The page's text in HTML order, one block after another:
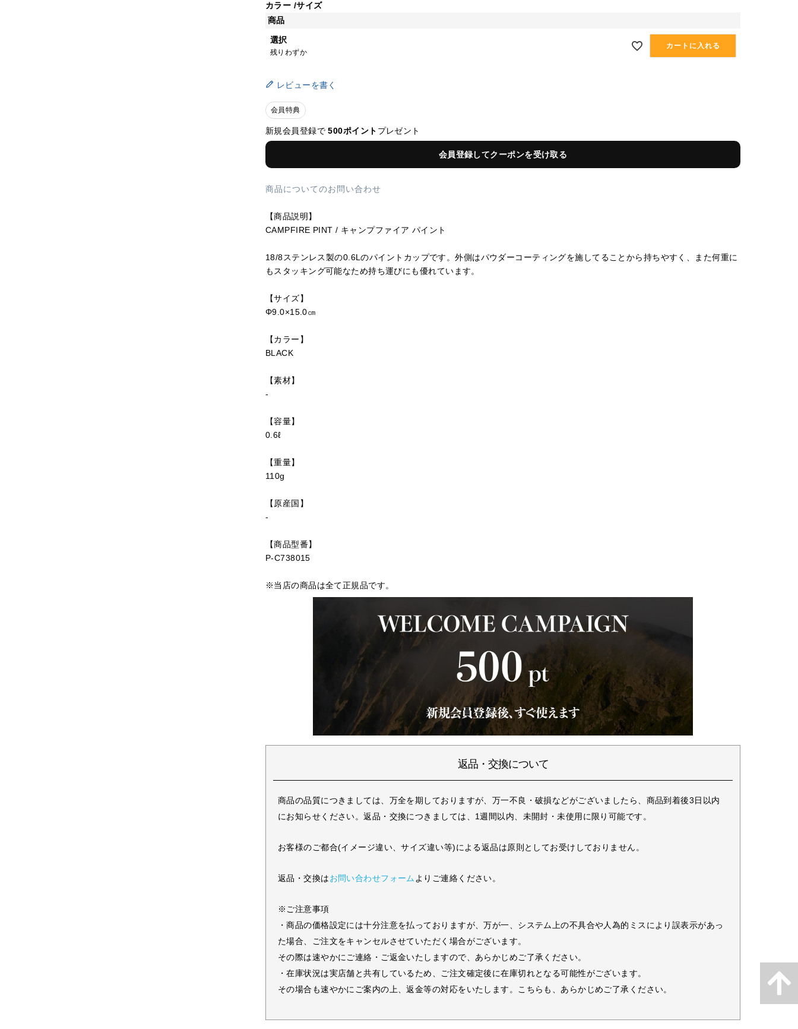
カラー サイズ
商品
選択
残りわずか
カートに入れる
レビューを書く
会員特典
新規会員登録で500ポイント プレゼント
会員登録してクーポンを受け取る
商品についてのお問い合わせ
【商品説明】
CAMPFIRE PINT / キャンプファイア パイント
18/8ステンレス製の0.6Lのパイントカップです。外側はパウダーコーティングを施してることから持ちやすく、また何重に
もスタッキング可能なため持ち運びにも優れています。
【サイズ】
Φ9.0×15.0㎝
【カラー】
BLACK
【素材】
-
【容量】
0.6ℓ
【重量】
110g
【原産国】
-
【商品型番】
P-C738015
※当店の商品は全て正規品です。
返品・交換について
商品の品質につきましては、万全を期しておりますが、万一不良・破損などがございましたら、商品到着後3日以内
にお知らせください。返品・交換につきましては、1週間以内、未開封・未使用に限り可能です。
お客様のご都合(イメージ違い、サイズ違い等)による返品は原則としてお受けしておりません。
返品・交換はお問い合わせフォームよりご連絡ください。
※ご注意事項
・商品の価格設定には十分注意を払っておりますが、万が一、システム上の不具合や人為的ミスにより誤表示があっ
た場合、ご注文をキャンセルさせていただく場合がございます。
その際は速やかにご連絡・ご返金いたしますので、あらかじめご了承ください。
・在庫状況は実店舗と共有しているため、ご注文確定後に在庫切れとなる可能性がございます。
その場合も速やかにご案内の上、返金等の対応をいたします。こちらも、あらかじめご了承ください。